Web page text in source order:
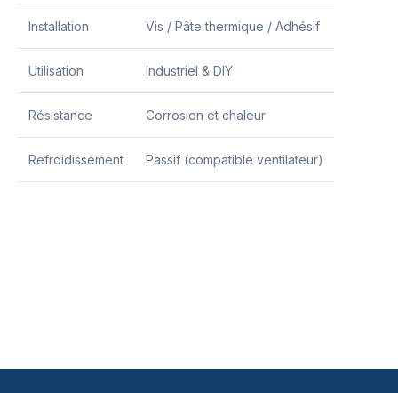
Installation Vis / Pâte thermique / Adhésif
Utilisation Industriel & DIY
Résistance Corrosion et chaleur
Refroidissement Passif (compatible ventilateur)